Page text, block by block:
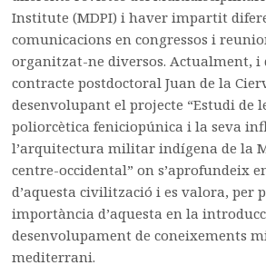
Institute (MDPI) i haver impartit
comunicacions en congressos i
organitzat-ne diversos. Actualment, i
contracte postdoctoral Juan de la
desenvolupant el projecte “Estudi de
poliorcètica feniciopúnica i la seva
l’arquitectura militar indígena de la
centre-occidental” on s’aprofundeix
d’aquesta civilització i es valora, per
importància d’aquesta en la
desenvolupament de coneixements
mediterrani.